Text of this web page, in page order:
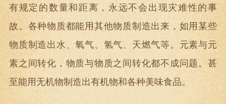
有规定的数量和距离，永远不会出现灾难性的事
故。各种物质都能用其他物质制造出来，如用某些
物质制造出水、氧气、氢气、天燃气等。元素与元
素之间转化，物质与物质之间转化都不成问题。甚
至能用无机物制造出有机物和各种美味食品。